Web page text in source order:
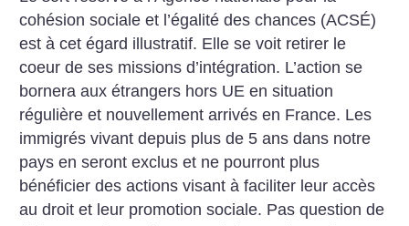
cohésion sociale et l’égalité des chances (ACSÉ)
est à cet égard illustratif. Elle se voit retirer le
coeur de ses missions d’intégration. L’action se
bornera aux étrangers hors UE en situation
régulière et nouvellement arrivés en France. Les
immigrés vivant depuis plus de 5 ans dans notre
pays en seront exclus et ne pourront plus
bénéficier des actions visant à faciliter leur accès
au droit et leur promotion sociale. Pas question de